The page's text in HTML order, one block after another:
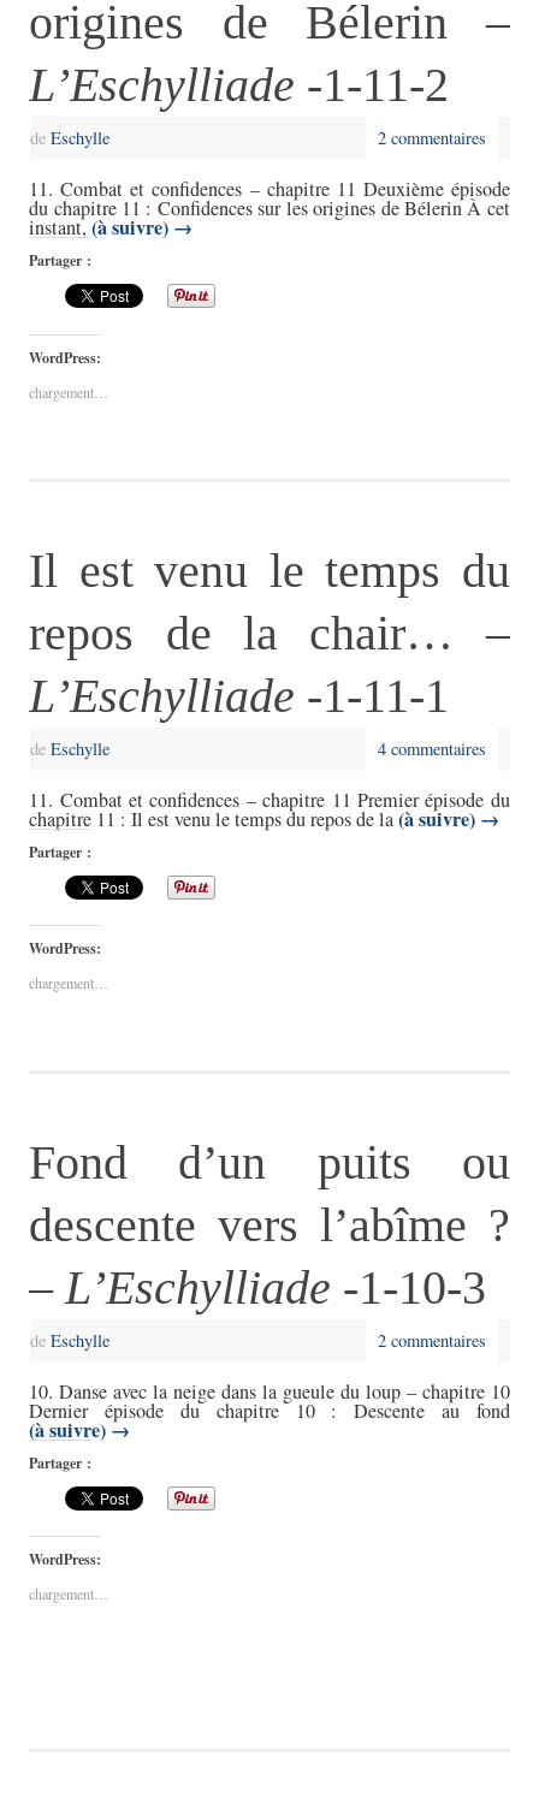
origines de Bélerin –
L’Eschylliade -1-11-2
deEschylle 2 commentaires
11. Combat et confidences – chapitre 11 Deuxième épisode
du chapitre 11 : Confidences sur les origines de Bélerin À cet
instant,(à suivre) →
Partager :
WordPress:
chargement…
Il est venu le temps du
repos de la chair… –
L’Eschylliade -1-11-1
deEschylle 4 commentaires
11. Combat et confidences – chapitre 11 Premier épisode du
chapitre 11 : Il est venu le temps du repos de la(à suivre) →
Partager :
WordPress:
chargement…
Fond d’un puits ou
descente vers l’abîme ?
–L’Eschylliade -1-10-3
deEschylle 2 commentaires
10. Danse avec la neige dans la gueule du loup – chapitre 10
Dernier épisode du chapitre 10 : Descente au fond
(à suivre) →
Partager :
WordPress:
chargement…